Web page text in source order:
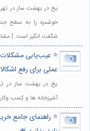
یخ در بهشت ساز در
خوشمزه را به سطح
شگفت انگیز است. |
⭐️ عیب‌یابی
عملی برای رفع
یخ در بهشت ساز در
آشپزخانه ها و کسب
⭐️ راهنمای جامع